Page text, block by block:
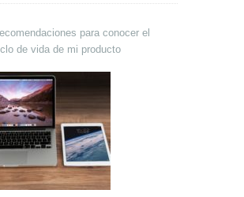
para conocer el
de vida de mi producto